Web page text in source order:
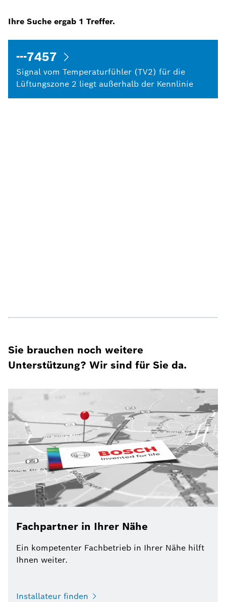
Ihre Suche ergab 1 Treffer.
---7457
Signal vom Temperaturfühler (TV2) für die
Lüftungszone 2 liegt außerhalb der Kennlinie
Sie brauchen noch weitere
Unterstützung? Wir sind für Sie da.
Fachpartner in Ihrer Nähe
Ein kompetenter Fachbetrieb in Ihrer Nähe hilft
Ihnen weiter.
Installateur finden